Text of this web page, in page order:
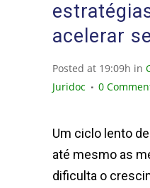
acelerar
Posted at 19:09h in
Juridoc
0
Um ciclo lento
até mesmo as
dificulta o